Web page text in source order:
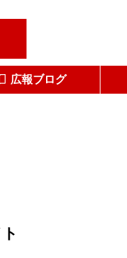
広報ブログ